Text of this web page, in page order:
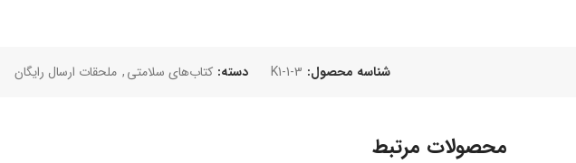
شناسه محصول: K1-1-3 دسته: کتاب‌های سلامتی, ملحقات ارسال رایگان
محصولات مرتبط